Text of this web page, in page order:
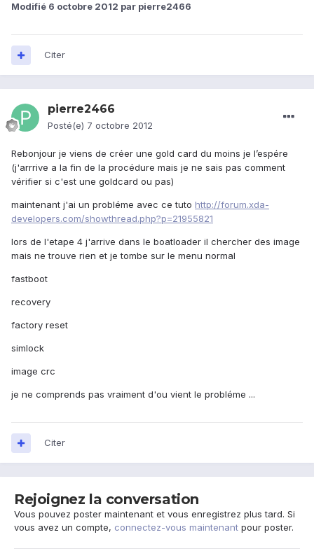
Modifié 6 octobre 2012 par pierre2466
Citer
pierre2466
Posté(e) 7 octobre 2012
Rebonjour je viens de créer une gold card du moins je l’espére
(j'arrrive a la fin de la procédure mais je ne sais pas comment
vérifier si c'est une goldcard ou pas)
maintenant j'ai un probléme avec ce tuto http://forum.xda-
developers.com/showthread.php?p=21955821
lors de l'etape 4 j'arrive dans le boatloader il chercher des image
mais ne trouve rien et je tombe sur le menu normal
fastboot
recovery
factory reset
simlock
image crc
je ne comprends pas vraiment d'ou vient le probléme ...
Citer
Rejoignez la conversation
Vous pouvez poster maintenant et vous enregistrez plus tard. Si
vous avez un compte, connectez-vous maintenant pour poster.